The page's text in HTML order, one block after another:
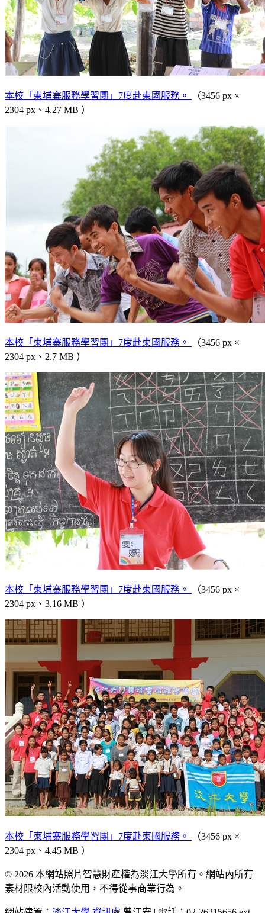
本校「柬埔寨服務學習團」7度赴柬國服務。
（3456 px ×
2304 px、4.27 MB ）
本校「柬埔寨服務學習團」7度赴柬國服務。
（3456 px ×
2304 px、2.7 MB ）
本校「柬埔寨服務學習團」7度赴柬國服務。
（3456 px ×
2304 px、3.16 MB ）
本校「柬埔寨服務學習團」7度赴柬國服務。
（3456 px ×
2304 px、4.45 MB ）
© 2026 本網站照片智慧財產權為淡江大學所有。網站內所有
素材限校內活動使用，不得從事商業行為。